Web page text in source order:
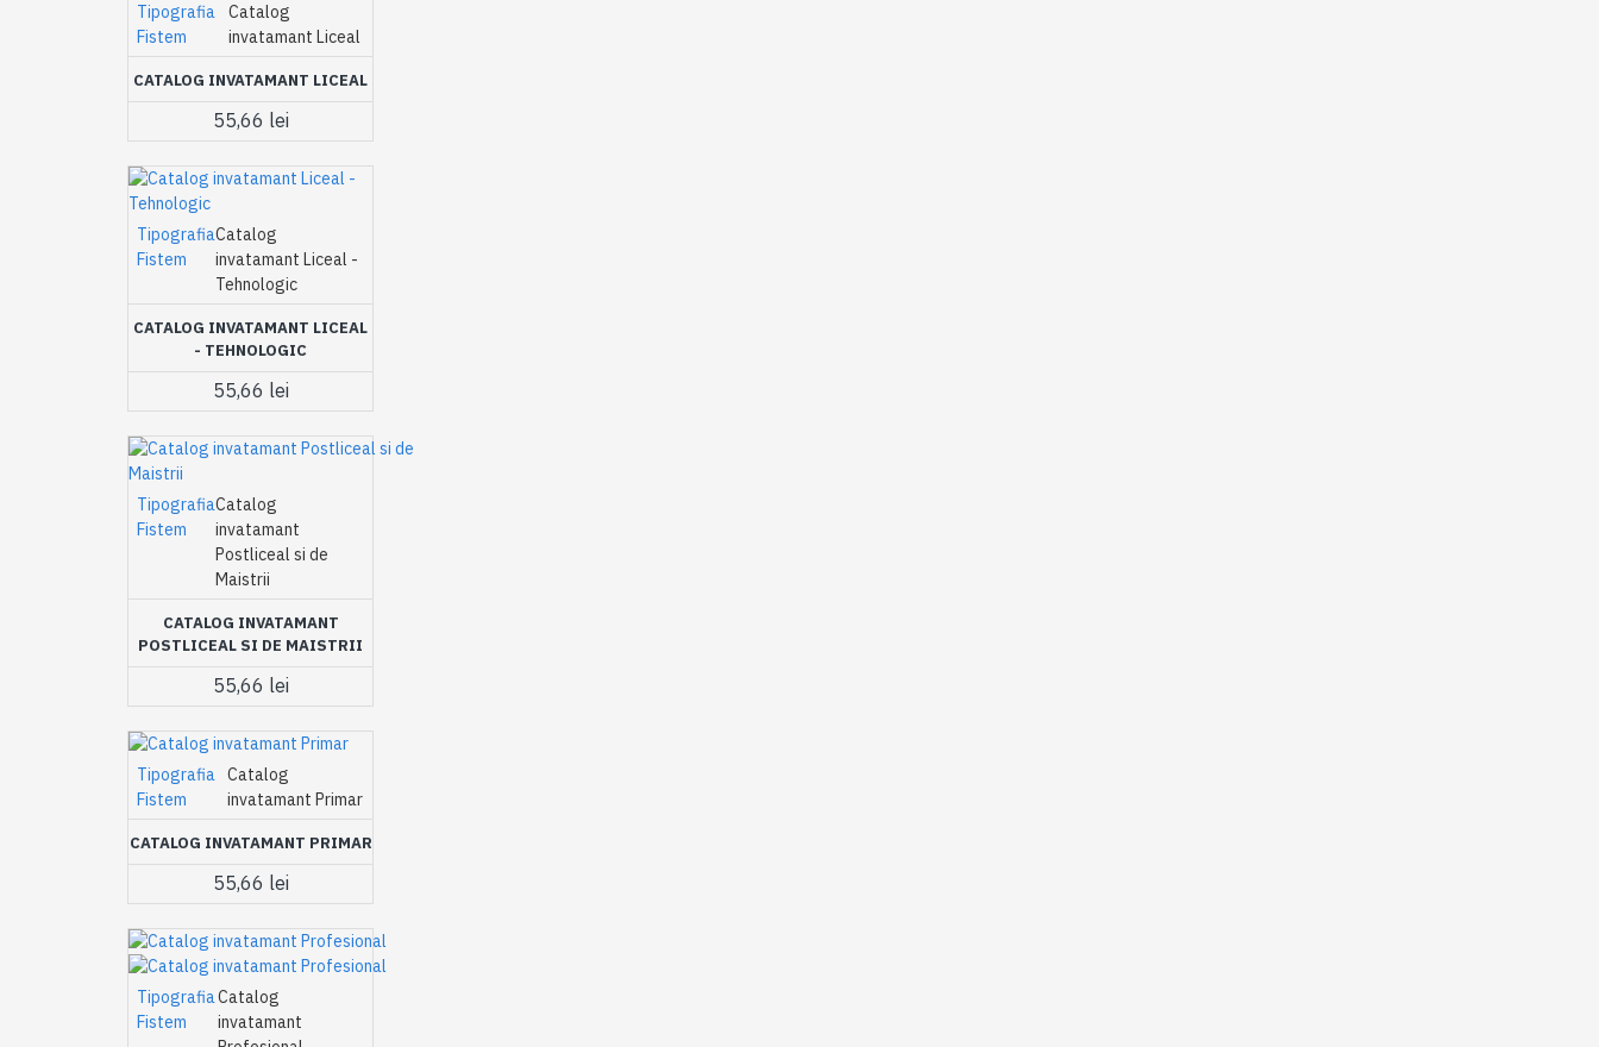
Tipografia
Fistem
Catalog
invatamant Liceal
CATALOG INVATAMANT LICEAL
55,66 lei
Tipografia
Fistem
Catalog
invatamant Liceal -
Tehnologic
CATALOG INVATAMANT LICEAL
- TEHNOLOGIC
55,66 lei
Tipografia
Fistem
Catalog
invatamant
Postliceal si de
Maistrii
CATALOG INVATAMANT
POSTLICEAL SI DE MAISTRII
55,66 lei
Tipografia
Fistem
Catalog
invatamant Primar
CATALOG INVATAMANT PRIMAR
55,66 lei
Tipografia
Fistem
Catalog
invatamant